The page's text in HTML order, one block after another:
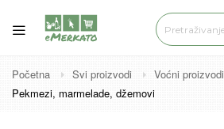
Početna Svi proizvodi
Voćni proizvodi
Pekmezi, marmelade, džemovi